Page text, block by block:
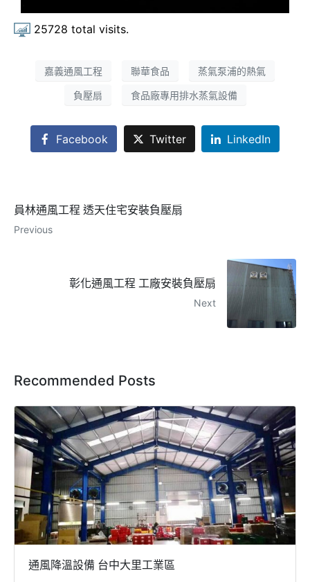
25728 total visits.
嘉義通風工程 聯華食品 蒸氣泵浦的熱氣
負壓扇 食品廠專用排水蒸氣設備
Facebook Twitter LinkedIn
員林通風工程 透天住宅安裝負壓扇
Previous
彰化通風工程 工廠安裝負壓扇
Next
Recommended Posts
通風降溫設備 台中大里工業區